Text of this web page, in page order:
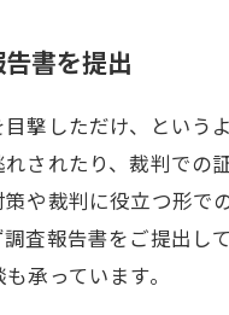
書を提出
撃しただけ、という
されたり、裁判での
や裁判に役立つ形で
査報告書をご提出し
承っています。